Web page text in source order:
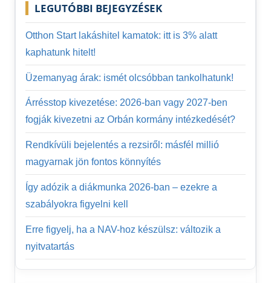
LEGUTÓBBI BEJEGYZÉSEK
Otthon Start lakáshitel kamatok: itt is 3% alatt
kaphatunk hitelt!
Üzemanyag árak: ismét olcsóbban tankolhatunk!
Árrésstop kivezetése: 2026-ban vagy 2027-ben
fogják kivezetni az Orbán kormány intézkedését?
Rendkívüli bejelentés a rezsiről: másfél millió
magyarnak jön fontos könnyítés
Így adózik a diákmunka 2026-ban – ezekre a
szabályokra figyelni kell
Erre figyelj, ha a NAV-hoz készülsz: változik a
nyitvatartás